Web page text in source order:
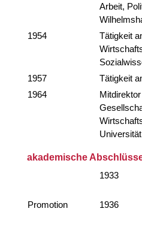
Arbeit,
1954
Tätigkeit
1957
Tätigkeit
1964
akademische
1933
Promotion
1936